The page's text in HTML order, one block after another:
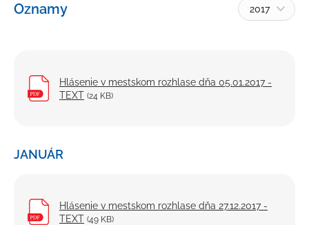
O meste
Strategické dokumenty
Oznamy
Oznamy 2017
Hlásenie v mestskom rozhlase dňa 05.01.2017 -
TEXT (24 KB)
JANUÁR
Hlásenie v mestskom rozhlase dňa 27.12.2017 -
TEXT (49 KB)